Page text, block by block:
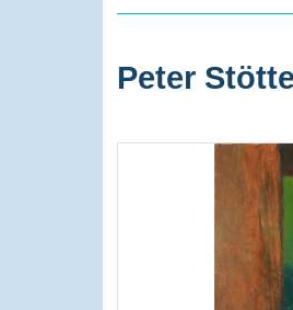
Peter